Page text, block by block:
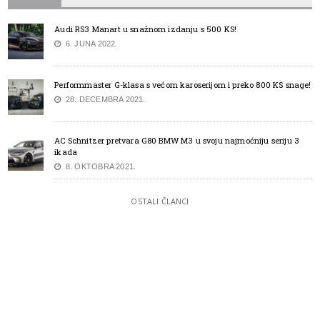
Audi RS3 Manart u snažnom izdanju s 500 KS!
6. JUNA 2022.
Performmaster G-klasa s većom karoserijom i preko 800 KS snage!
28. DECEMBRA 2021.
AC Schnitzer pretvara G80 BMW M3 u svoju najmoćniju seriju 3
ikada
8. OKTOBRA 2021.
OSTALI ČLANCI